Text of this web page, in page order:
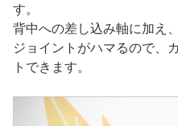
す。
背中への差し込み軸に加え
ジョイントがハマるので、
トできます。